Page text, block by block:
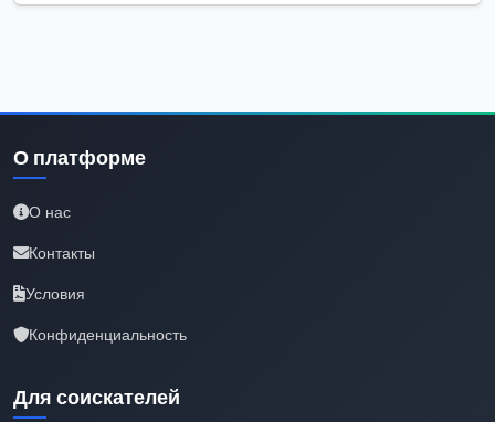
О платформе
О нас
Контакты
Условия
Конфиденциальность
Для соискателей